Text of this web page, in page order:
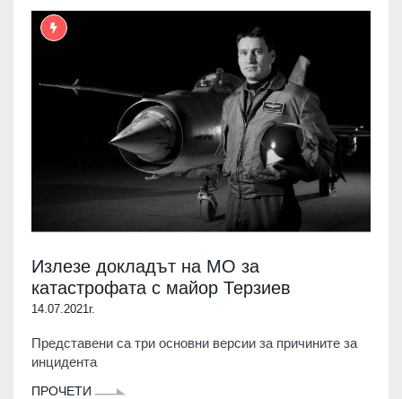
Излезе докладът на МО за
катастрофата с майор Терзиев
14.07.2021г.
Представени са три основни версии за причините за
инцидента
ПРОЧЕТИ